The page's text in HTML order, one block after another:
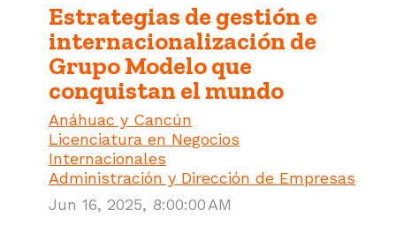
Estrategias de gestión e
internacionalización de
Grupo Modelo que
conquistan el mundo
Anáhuac y Cancún
Licenciatura en Negocios
Internacionales
Administración y Dirección de Empresas
Jun 16, 2025, 8:00:00 AM